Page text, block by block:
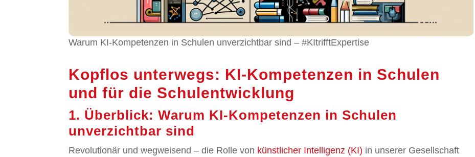
Warum KI-Kompetenzen in Schulen unverzichtbar sind – #KItrifftExpertise
Kopflos unterwegs: KI-Kompetenzen in Schulen
und für die Schulentwicklung
1. Überblick: Warum KI-Kompetenzen in Schulen
unverzichtbar sind
Revolutionär und wegweisend – die Rolle von künstlicher Intelligenz (KI) in unserer Gesellschaft